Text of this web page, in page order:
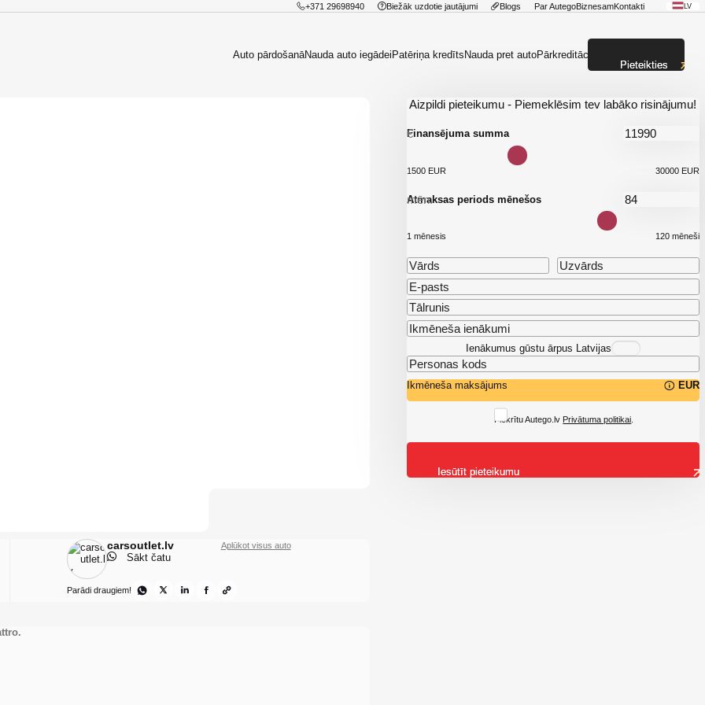
+371 29698940 Biežāk uzdotie jautājumi Blogs Par AutegoBiznesamKontakti LV
Auto pārdošanāNauda auto iegādeiPatēriņa kredītsNauda pret autoPārkreditācija
carsoutlet.lv
Sākt čatu
Aplūkot visus auto
Parādi draugiem!
Aizpildi pieteikumu - Piemeklēsim tev labāko risinājumu!
Finansējuma summa
€
1500 EUR 30000 EUR
Atmaksas periods mēnešos
mēn.
1 mēnesis 120 mēneši
Ienākumus gūstu ārpus Latvijas
Ikmēneša maksājums EUR
Piekrītu Autego.lv Privātuma politikai